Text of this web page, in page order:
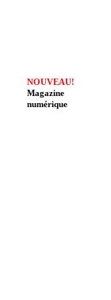
NOUVEAU!
Magazine
numérique